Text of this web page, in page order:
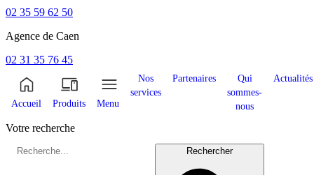
02 35 59 62 50
Agence de Caen
02 31 35 76 45
Accueil Produits Menu
Nos
services
Partenaires
Qui
sommes-
nous
Actualités
Votre recherche
Rechercher